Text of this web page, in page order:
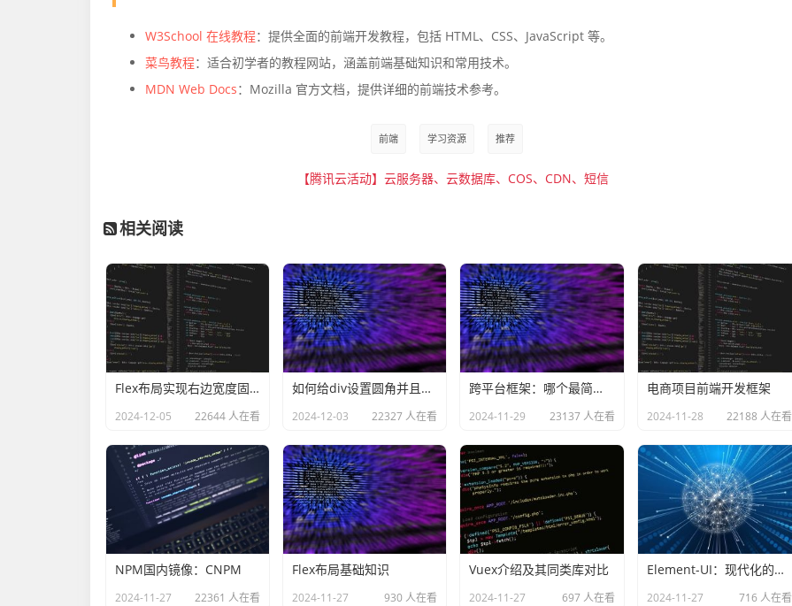
W3School 在线教程：提供全面的前端开发教程，包括 HTML、CSS、JavaScript 等。
菜鸟教程：适合初学者的教程网站，涵盖前端基础知识和常用技术。
MDN Web Docs：Mozilla 官方文档，提供详细的前端技术参考。
前端 学习资源 推荐
【腾讯云活动】云服务器、云数据库、COS、CDN、短信
相关阅读
Flex布局实现右边宽度固定，左边内容宽度自适应
2024-12-05 22644 人在看
如何给div设置圆角并且最上层显示
2024-12-03 22327 人在看
跨平台框架：哪个最简单学习成本低
2024-11-29 23137 人在看
电商项目前端开发框架
2024-11-28 22188 人在看
NPM国内镜像：CNPM
2024-11-27 22361 人在看
Flex布局基础知识
2024-11-27 930 人在看
Vuex介绍及其同类库对比
2024-11-27 697 人在看
Element-UI：现代化的UI组件库
2024-11-27 716 人在看